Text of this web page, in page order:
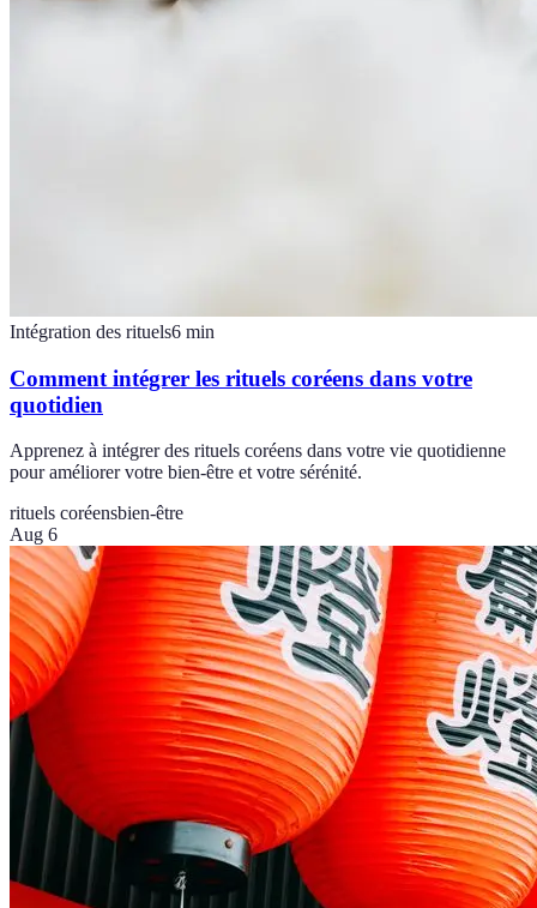
Intégration des rituels6 min
Comment intégrer les rituels coréens dans votre
quotidien
Apprenez à intégrer des rituels coréens dans votre vie quotidienne
pour améliorer votre bien-être et votre sérénité.
rituels coréensbien-être
Aug 6